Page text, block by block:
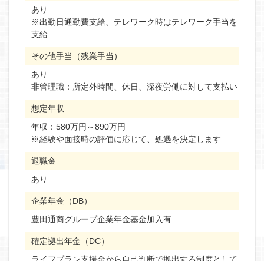
あり
※出勤日通勤費支給、テレワーク時はテレワーク手当を
支給
その他手当（残業手当）
あり
非管理職：所定外時間、休日、深夜労働に対して支払い
想定年収
年収：580万円～890万円
※経験や面接時の評価に応じて、処遇を決定します
退職金
あり
企業年金（DB）
豊田通商グループ企業年金基金加入有
確定拠出年金（DC）